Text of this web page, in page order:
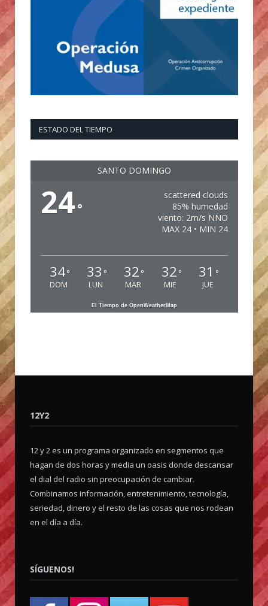
ESTADO DEL TIEMPO
SANTO DOMINGO
24°
scattered clouds
85% humedad
viento: 2m/s NNO
MAX 24 • MIN 24
34°
DOM
33 °
LUN
32 °
MAR
32 °
MIE
31 °
JUE
El Tiempo de OpenWeatherMap
12Y2
12 y 2 es un programa organizado en segmentos que
hagan de dos horas y media un oasis donde descansar
el dial del radio sin preocupación de cambiar.
Combinamos información, entretenimiento, tecnología,
seriedad, dinero y el resto de las cosas que nos rodean
en el día a día.
SÍGUENOS!